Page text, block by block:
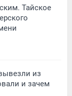
Тайское
из
и зачем